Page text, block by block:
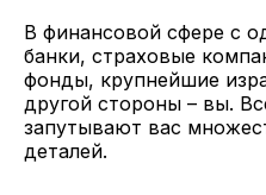
В финансовой сфере с
банки, страховые
фонды, крупнейшие
другой стороны – вы.
запутывают вас
деталей.